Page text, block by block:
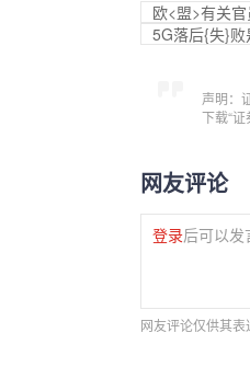
欧<盟>有关
5G落后{失}
声明：
下载“
网友评论
登录后可以发
网友评论仅供其